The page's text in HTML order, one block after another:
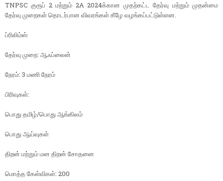
TNPSC குரூப் 2 மற்றும் 2A 2024க்கான முதற்கட்ட தேர்வு மற்றும் முதன்மை
தேர்வு முறைகள் தொடர்பான விவரங்கள் கீழே வழங்கப்பட்டுள்ளன.
ப்ரிலிம்ஸ்
தேர்வு முறை: ஆஃப்லைன்
நேரம்: 3 மணி நேரம்
பிரிவுகள்:
பொது தமிழ்/பொது ஆங்கிலம்
பொது ஆய்வுகள்
திறன் மற்றும் மன திறன் சோதனை
மொத்த கேள்விகள்: 200